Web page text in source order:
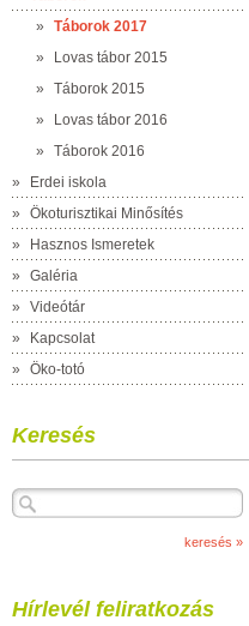
»
Táborok 2017
»
Lovas tábor 2015
»
Táborok 2015
»
Lovas tábor 2016
»
Táborok 2016
»
Erdei iskola
»
Ökoturisztikai Minősítés
»
Hasznos Ismeretek
»
Galéria
»
Videótár
»
Kapcsolat
»
Öko-totó
Keresés
Hírlevél feliratkozás